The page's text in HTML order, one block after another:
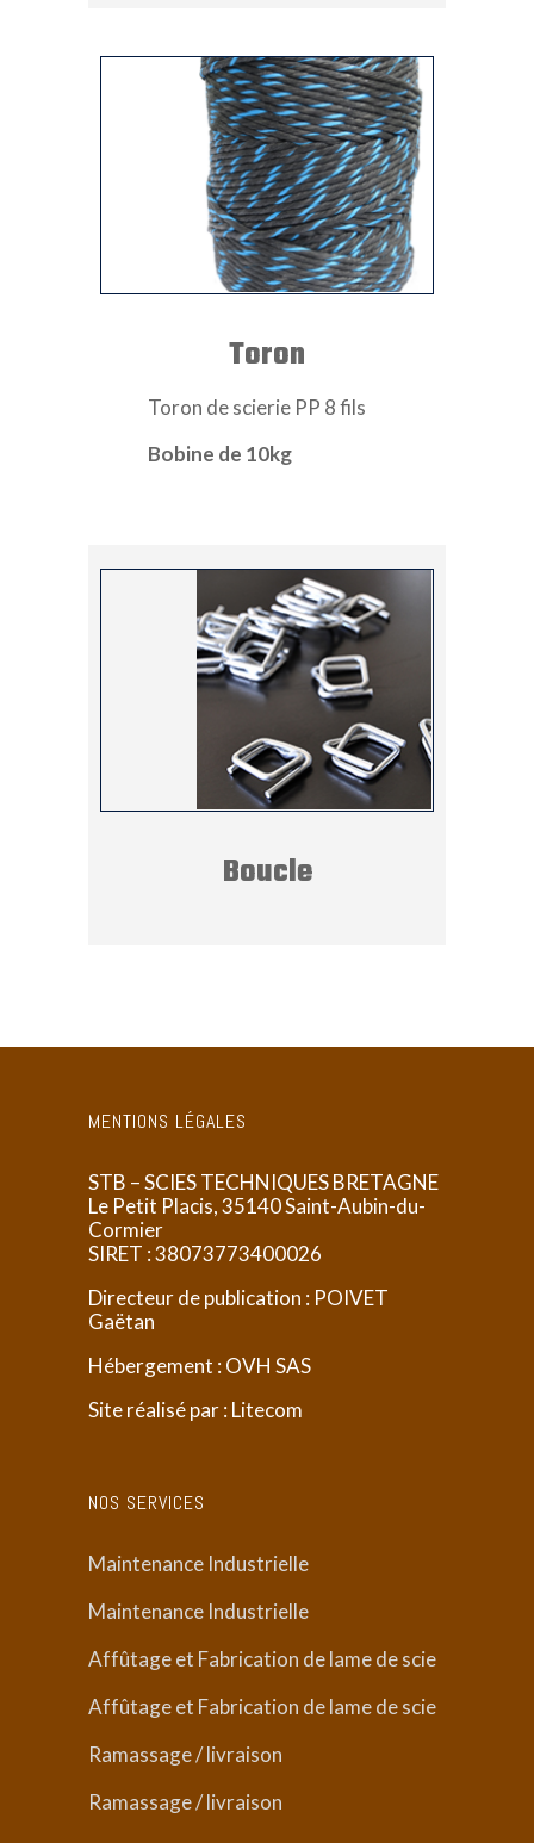
Toron
Toron de scierie PP 8 fils
Bobine de 10kg
Boucle
MENTIONS LÉGALES
STB – SCIES TECHNIQUES BRETAGNE
Le Petit Placis, 35140 Saint-Aubin-du-
Cormier
SIRET :38073773400026
Directeur de publication : POIVET
Gaëtan
Hébergement : OVH SAS
Site réalisé par : Litecom
NOS SERVICES
Maintenance Industrielle
Maintenance Industrielle
Affûtage et Fabrication de lame de scie
Affûtage et Fabrication de lame de scie
Ramassage / livraison
Ramassage / livraison